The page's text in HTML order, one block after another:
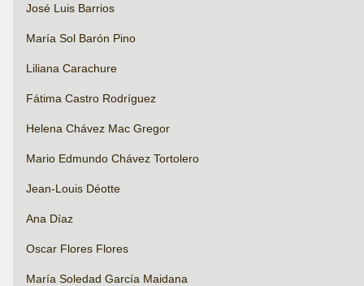
José Luis Barrios
María Sol Barón Pino
Liliana Carachure
Fátima Castro Rodríguez
Helena Chávez Mac Gregor
Mario Edmundo Chávez Tortolero
Jean-Louis Déotte
Ana Díaz
Oscar Flores Flores
María Soledad García Maidana